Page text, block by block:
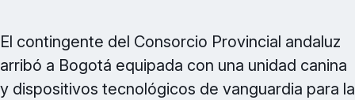
El contingente del Consorcio Provincial andaluz
arribó a Bogotá equipada con una unidad canina
y dispositivos tecnológicos de vanguardia para la